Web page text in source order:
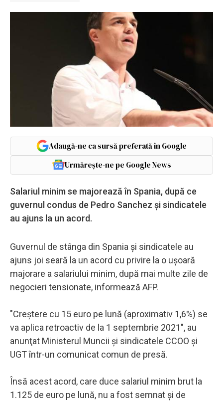
Adaugă-ne ca sursă preferată în Google
Urmărește-ne pe Google News
Salariul minim se majorează în Spania, după ce
guvernul condus de Pedro Sanchez și sindicatele
au ajuns la un acord.
Guvernul de stânga din Spania şi sindicatele au
ajuns joi seară la un acord cu privire la o uşoară
majorare a salariului minim, după mai multe zile de
negocieri tensionate, informează AFP.
"Creştere cu 15 euro pe lună (aproximativ 1,6%) se
va aplica retroactiv de la 1 septembrie 2021", au
anunţat Ministerul Muncii şi sindicatele CCOO şi
UGT într-un comunicat comun de presă.
Însă acest acord, care duce salariul minim brut la
1.125 de euro pe lună, nu a fost semnat şi de